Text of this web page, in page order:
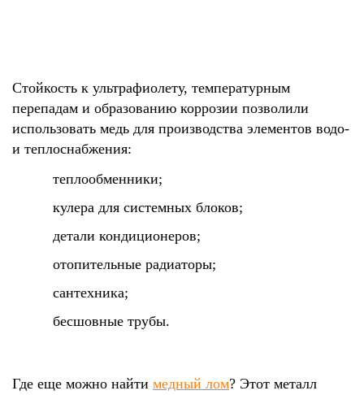
Стойкость к ультрафиолету, температурным
перепадам и образованию коррозии позволили
использовать медь для производства элементов водо-
и теплоснабжения:
теплообменники;
кулера для системных блоков;
детали кондиционеров;
отопительные радиаторы;
сантехника;
бесшовные трубы.
Где еще можно найти медный лом? Этот металл